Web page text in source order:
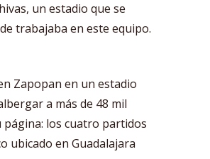
un estadio que se
trabajaba en este equipo.
Zapopan en un estadio
a más de 48 mil
página: los cuatro partidos
ubicado en Guadalajara